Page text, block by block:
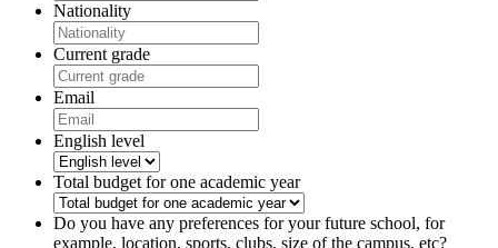
Nationality
Current grade
Email
English level
Total budget for one academic year
Do you have any preferences for your future school, for
example, location, sports, clubs, size of the campus, etc?